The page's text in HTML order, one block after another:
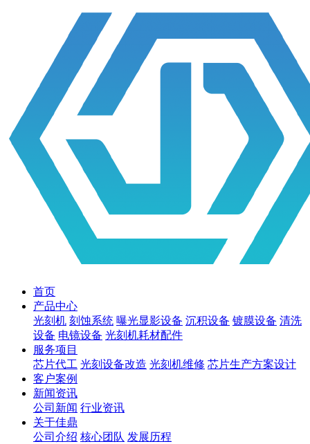
首页
产品中心
光刻机 刻蚀系统 曝光显影设备 沉积设备 镀膜设备 清洗
设备 电镜设备 光刻机耗材配件
服务项目
芯片代工 光刻设备改造 光刻机维修 芯片生产方案设计
客户案例
新闻资讯
公司新闻 行业资讯
关于佳鼎
公司介绍 核心团队 发展历程